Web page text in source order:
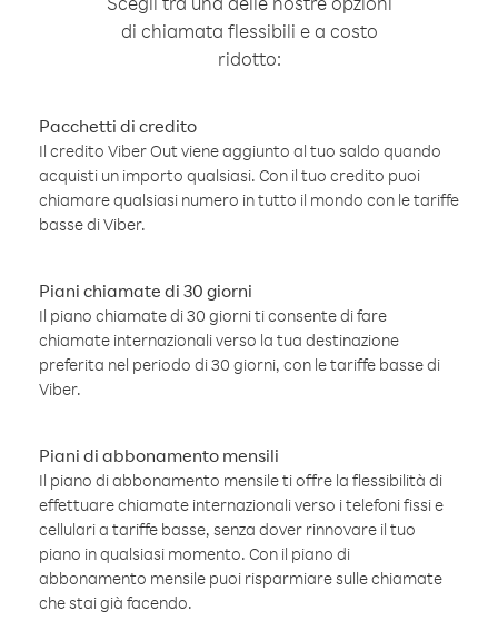
di chiamata flessibili e a costo
ridotto:
Pacchetti di credito
Il credito Viber Out viene aggiunto al tuo saldo quando
acquisti un importo qualsiasi. Con il tuo credito puoi
chiamare qualsiasi numero in tutto il mondo con le tariffe
basse di Viber.
Piani chiamate di 30 giorni
Il piano chiamate di 30 giorni ti consente di fare
chiamate internazionali verso la tua destinazione
preferita nel periodo di 30 giorni, con le tariffe basse di
Viber.
Piani di abbonamento mensili
Il piano di abbonamento mensile ti offre la flessibilità di
effettuare chiamate internazionali verso i telefoni fissi e
cellulari a tariffe basse, senza dover rinnovare il tuo
piano in qualsiasi momento. Con il piano di
abbonamento mensile puoi risparmiare sulle chiamate
che stai già facendo.